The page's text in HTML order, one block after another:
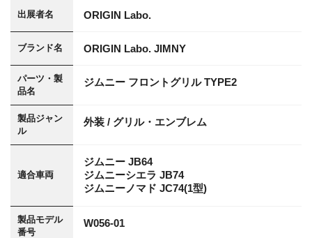
出展者名 ORIGIN Labo.
ブランド名 ORIGIN Labo. JIMNY
パーツ・製
品名
ジムニー フロントグリル TYPE2
製品ジャン
ル
外装 / グリル・エンブレム
適合車両
ジムニー JB64
ジムニーシエラ JB74
ジムニーノマド JC74(1型)
製品モデル
番号
W056-01